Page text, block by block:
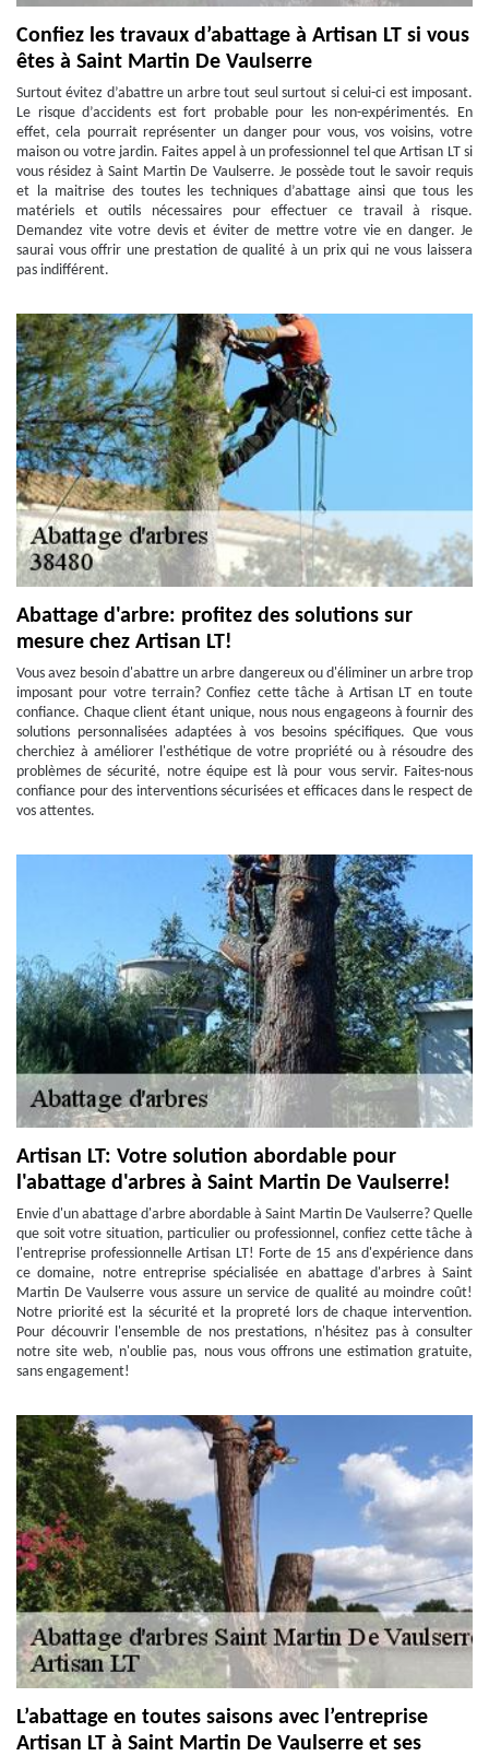
Confiez les travaux d’abattage à Artisan LT si vous
êtes à Saint Martin De Vaulserre
Surtout évitez d’abattre un arbre tout seul surtout si celui-ci est imposant.
Le risque d’accidents est fort probable pour les non-expérimentés. En
effet, cela pourrait représenter un danger pour vous, vos voisins, votre
maison ou votre jardin. Faites appel à un professionnel tel que Artisan LT si
vous résidez à Saint Martin De Vaulserre. Je possède tout le savoir requis
et la maitrise des toutes les techniques d’abattage ainsi que tous les
matériels et outils nécessaires pour effectuer ce travail à risque.
Demandez vite votre devis et éviter de mettre votre vie en danger. Je
saurai vous offrir une prestation de qualité à un prix qui ne vous laissera
pas indifférent.
Abattage d'arbre: profitez des solutions sur
mesure chez Artisan LT!
Vous avez besoin d'abattre un arbre dangereux ou d'éliminer un arbre trop
imposant pour votre terrain? Confiez cette tâche à Artisan LT en toute
confiance. Chaque client étant unique, nous nous engageons à fournir des
solutions personnalisées adaptées à vos besoins spécifiques. Que vous
cherchiez à améliorer l'esthétique de votre propriété ou à résoudre des
problèmes de sécurité, notre équipe est là pour vous servir. Faites-nous
confiance pour des interventions sécurisées et efficaces dans le respect de
vos attentes.
Artisan LT: Votre solution abordable pour
l'abattage d'arbres à Saint Martin De Vaulserre!
Envie d'un abattage d'arbre abordable à Saint Martin De Vaulserre? Quelle
que soit votre situation, particulier ou professionnel, confiez cette tâche à
l'entreprise professionnelle Artisan LT! Forte de 15 ans d'expérience dans
ce domaine, notre entreprise spécialisée en abattage d'arbres à Saint
Martin De Vaulserre vous assure un service de qualité au moindre coût!
Notre priorité est la sécurité et la propreté lors de chaque intervention.
Pour découvrir l'ensemble de nos prestations, n'hésitez pas à consulter
notre site web, n'oublie pas, nous vous offrons une estimation gratuite,
sans engagement!
L’abattage en toutes saisons avec l’entreprise
Artisan LT à Saint Martin De Vaulserre et ses